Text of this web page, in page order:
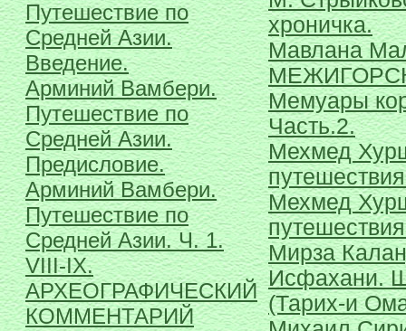
Путешествие по
Средней Азии.
Введение.
Арминий Вамбери.
Путешествие по
Средней Азии.
Предисловие.
Арминий Вамбери.
Путешествие по
Средней Азии. Ч. 1.
VIII-IX.
АРХЕОГРАФИЧЕСКИЙ
КОММЕНТАРИЙ
хроничка.
Мавлана
Мемуары
Часть.2.
Мехмед
Мехмед
Мирза
Исфахани.
(Тарих-и